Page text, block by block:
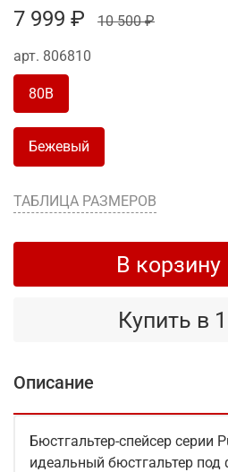
арт. 806810
7 999 ₽ 10 500 ₽
ТАБЛИЦА РАЗМЕРОВ
В корзину
Купить в
80B
Бежевый
Описание
Бюстгальтер-спейсер серии
идеальный бюстгальтер